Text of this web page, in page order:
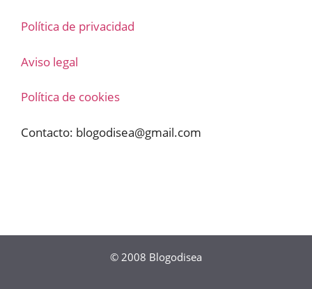
Política de privacidad
Aviso legal
Política de cookies
Contacto: blogodisea@gmail.com
© 2008 Blogodisea